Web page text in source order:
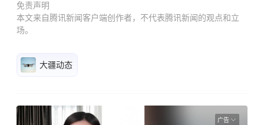
免责声明
本文来自腾讯新闻客户端创作者，不代表腾讯新闻的观点和立
场。
大疆动态
广告